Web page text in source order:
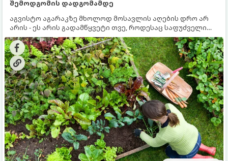
შემოდგომის დადგომამდე
აგვისტო აგარაკზე მხოლოდ მოსავლის აღების დრო არ
არის - ეს არის გადამწყვეტი თვე, როდესაც საფუძველი
ეყრება მომავალი წლის მოსავალს და ბაღი მზადდება
შემოდგომა-ზამთრის სეზონისთვის. იმისათვის, რომ
ნიადაგმა ენერგია აღიდგინოს, ხოლო მცენარეებმა
ზამთარს გაუძლონ, აგვისტოს ბოლომდე 5
მნიშვნელოვანი საქმის გაკეთება უნდა მოასწროთ: